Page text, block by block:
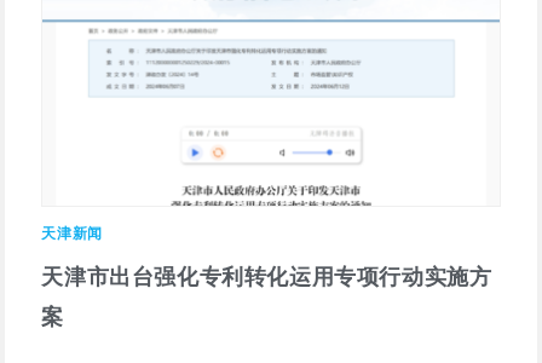
天津新闻
天津市出台强化专利转化运用专项行动实施方
案